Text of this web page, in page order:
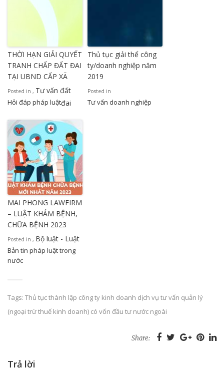
THỜI HẠN GIẢI QUYẾT
TRANH CHẤP ĐẤT ĐAI
TẠI UBND CẤP XÃ
Posted in
Hỏi đáp pháp luật
, Tư vấn đất
đai
Thủ tục giải thể công
ty/doanh nghiệp năm
2019
Posted in
Tư vấn doanh nghiệp
MAI PHONG LAWFIRM
– LUẬT KHÁM BỆNH,
CHỮA BỆNH 2023
Posted in
Bản tin pháp luật trong
nước
, Bộ luật - Luật
Tags: Thủ tục thành lập công ty kinh doanh dịch vụ tư vấn quản lý
(ngoại trừ thuế kinh doanh) có vốn đầu tư nước ngoài
Share:
Trả lời